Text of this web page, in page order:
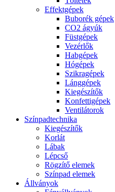
Effektgépek
Buborék gépek
CO2 ágyúk
Füstgépek
Vezérlők
Habgépek
Hógépek
Szikragépek
Lánggépek
Kiegészítők
Konfettigépek
Ventilátorok
Színpadtechnika
Kiegészítők
Korlát
Lábak
Lépcső
Rögzítő elemek
Színpad elemek
Állványok